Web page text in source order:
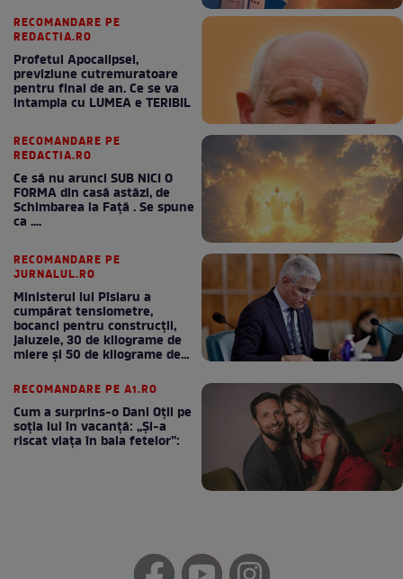
RECOMANDARE PE
REDACTIA.RO
Profetul Apocalipsei,
previziune cutremuratoare
pentru final de an. Ce se va
intampla cu LUMEA e TERIBIL
RECOMANDARE PE
REDACTIA.RO
Ce să nu arunci SUB NICI O
FORMA din casă astăzi, de
Schimbarea la Față . Se spune
ca ....
RECOMANDARE PE
JURNALUL.RO
Ministerul lui Pîslaru a
cumpărat tensiometre,
bocanci pentru construcții,
jaluzele, 30 de kilograme de
miere și 50 de kilograme de
RECOMANDARE PE A1.RO
Cum a surprins-o Dani Oțil pe
soția lui în vacanță: „Și-a
riscat viața în baia fetelor”: